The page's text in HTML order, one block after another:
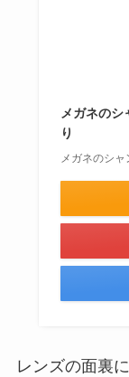
メガネのシ
り
メガネのシャ
レンズの面裏